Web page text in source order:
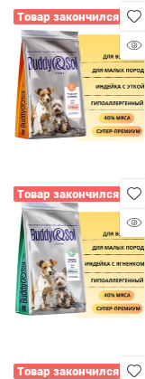
Товар закончился
Товар закончился
Товар закончился